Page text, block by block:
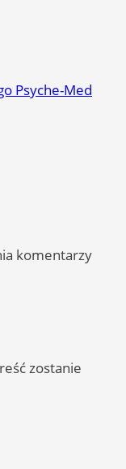
Psyche-Med
komentarzy
zostanie